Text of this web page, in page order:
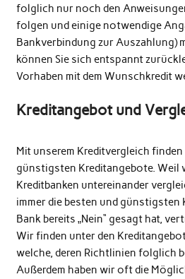
folglich nur noch den
folgen und einige notwendige
Bankverbindung zur Auszahlung)
können Sie sich entspannt
Vorhaben mit dem Wunschkredit
Kreditangebot und
Mit unserem Kreditvergleich finden
günstigsten Kreditangebote. Weil
Kreditbanken untereinander
immer die besten und günstigsten
Bank bereits „Nein“ gesagt hat,
Wir finden unter den
welche, deren Richtlinien folglich
Außerdem haben wir oft die